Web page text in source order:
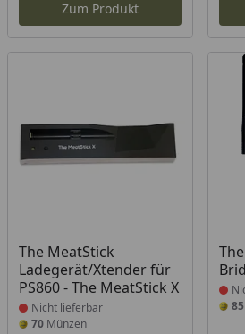
Zum Produkt
The MeatStick
Ladegerät/Xtender für
PS860 - The MeatStick X
Produkt nicht lieferbar
Nicht lieferbar
70 Münzen
85